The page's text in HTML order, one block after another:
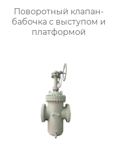
Поворотный клапан-
бабочка с выступом и
платформой